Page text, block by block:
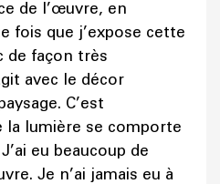
de l’œuvre, en
fois que j’expose cette
de façon très
avec le décor
C’est
la lumière se comporte
eu beaucoup de
Je n’ai jamais eu à